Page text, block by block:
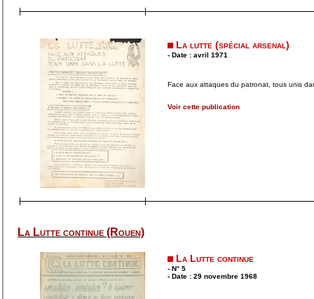
La lutte (spécial arsenal)
- Date : avril 1971
Face aux attaques du patronat, tous unis
Voir cette publication
La Lutte continue (Rouen)
La Lutte continue
- N° 5
- Date : 29 novembre 1968